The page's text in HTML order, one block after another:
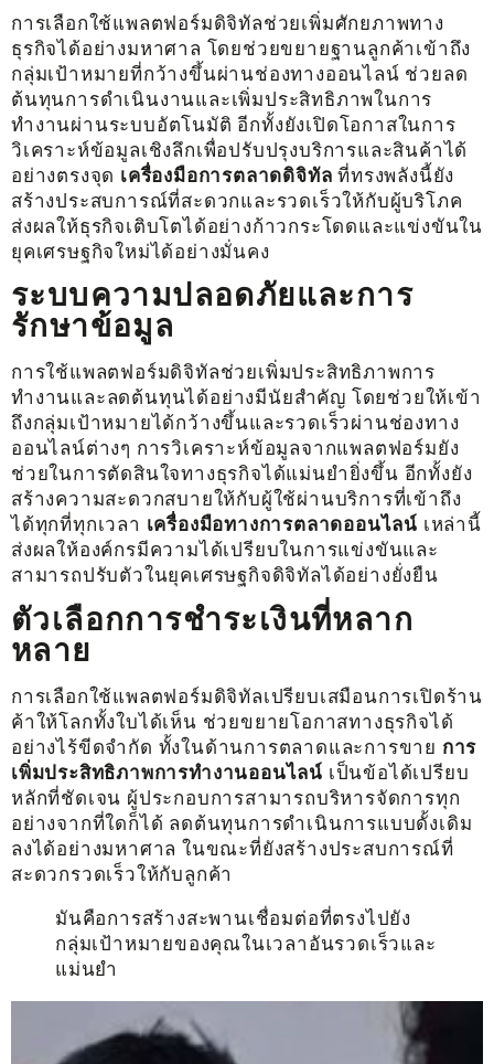
การเลือกใช้แพลตฟอร์มดิจิทัลช่วยเพิ่มศักยภาพทาง
ธุรกิจได้อย่างมหาศาล โดยช่วยขยายฐานลูกค้าเข้าถึง
กลุ่มเป้าหมายที่กว้างขึ้นผ่านช่องทางออนไลน์ ช่วยลด
ต้นทุนการดำเนินงานและเพิ่มประสิทธิภาพในการ
ทำงานผ่านระบบอัตโนมัติ อีกทั้งยังเปิดโอกาสในการ
วิเคราะห์ข้อมูลเชิงลึกเพื่อปรับปรุงบริการและสินค้าได้
อย่างตรงจุด เครื่องมือการตลาดดิจิทัล ที่ทรงพลังนี้ยัง
สร้างประสบการณ์ที่สะดวกและรวดเร็วให้กับผู้บริโภค
ส่งผลให้ธุรกิจเติบโตได้อย่างก้าวกระโดดและแข่งขันใน
ยุคเศรษฐกิจใหม่ได้อย่างมั่นคง
ระบบความปลอดภัยและการ
รักษาข้อมูล
การใช้แพลตฟอร์มดิจิทัลช่วยเพิ่มประสิทธิภาพการ
ทำงานและลดต้นทุนได้อย่างมีนัยสำคัญ โดยช่วยให้เข้า
ถึงกลุ่มเป้าหมายได้กว้างขึ้นและรวดเร็วผ่านช่องทาง
ออนไลน์ต่างๆ การวิเคราะห์ข้อมูลจากแพลตฟอร์มยัง
ช่วยในการตัดสินใจทางธุรกิจได้แม่นยำยิ่งขึ้น อีกทั้งยัง
สร้างความสะดวกสบายให้กับผู้ใช้ผ่านบริการที่เข้าถึง
ได้ทุกที่ทุกเวลา เครื่องมือทางการตลาดออนไลน์ เหล่านี้
ส่งผลให้องค์กรมีความได้เปรียบในการแข่งขันและ
สามารถปรับตัวในยุคเศรษฐกิจดิจิทัลได้อย่างยั่งยืน
ตัวเลือกการชำระเงินที่หลาก
หลาย
การเลือกใช้แพลตฟอร์มดิจิทัลเปรียบเสมือนการเปิดร้าน
ค้าให้โลกทั้งใบได้เห็น ช่วยขยายโอกาสทางธุรกิจได้
อย่างไร้ขีดจำกัด ทั้งในด้านการตลาดและการขาย การ
เพิ่มประสิทธิภาพการทำงานออนไลน์ เป็นข้อได้เปรียบ
หลักที่ชัดเจน ผู้ประกอบการสามารถบริหารจัดการทุก
อย่างจากที่ใดก็ได้ ลดต้นทุนการดำเนินการแบบดั้งเดิม
ลงได้อย่างมหาศาล ในขณะที่ยังสร้างประสบการณ์ที่
สะดวกรวดเร็วให้กับลูกค้า
มันคือการสร้างสะพานเชื่อมต่อที่ตรงไปยัง
กลุ่มเป้าหมายของคุณในเวลาอันรวดเร็วและ
แม่นยำ